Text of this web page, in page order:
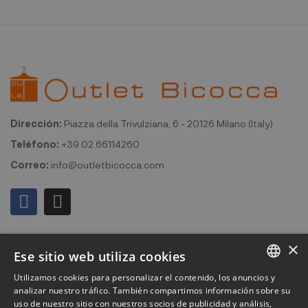
Dirección: Piazza della Trivulziana, 6 - 20126 Milano (Italy)
Teléfono: +39 02.66114260
Correo: info@outletbicocca.com
Suscribirse al boletín de noticias
ITALIAN
×
Ese sitio web utiliza cookies
Utilizamos cookies para personalizar el contenido, los anuncios y
analizar nuestro tráfico. También compartimos información sobre su
uso de nuestro sitio con nuestros socios de publicidad y análisis,